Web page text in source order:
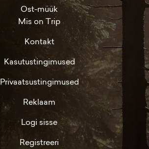
Ost-müük
Mis on Trip
Kontakt
Kasutustingimused
Privaatsustingimused
Reklaam
Logi sisse
Registreeri